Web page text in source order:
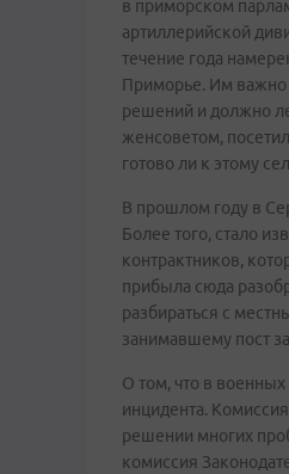
в приморском
артиллерийской
течение года
Приморье. Им важно
решений и должно
женсоветом,
готово ли к этому
В прошлом году в
Более того, стало
контрактников,
прибыла сюда
разбираться с
занимавшему пост
О том, что в военных
инцидента.
решении многих
комиссия